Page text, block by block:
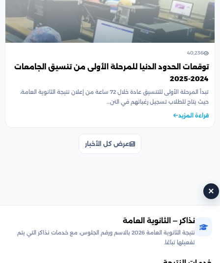
×
40,236
توقعات الحدود الدنيا للمرحلة الأولى من تنسيق الجامعات
2024-2025
تبدأ المرحلة الأولى للتنسيق عادة خلال 72 ساعة من إعلان نتيجة الثانوية العامة،
حيث يتاح للطلاب تسجيل رغباتهم في التن…
قراءة المزيد
عرض كل الأخبار
نذاكر — الثانوية العامة
نتيجة الثانوية العامة 2026 بالاسم ورقم الجلوس، مع خدمات نذاكر التي يتم
تفعيلها تباعًا.